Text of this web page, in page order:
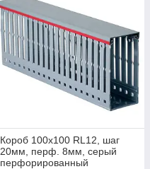
Короб 100х100 RL12, шаг
20мм, перф. 8мм, серый
перфорированный